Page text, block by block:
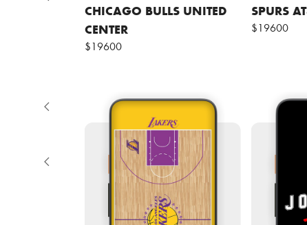
CHICAGO BULLS UNITED
CENTER
$19600
SPURS
$19600